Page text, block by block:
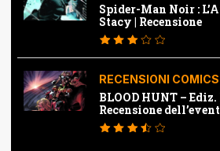
Spider-Man Noir :
Stacy | Recensione
RECENSIONI COMICS
BLOOD HUNT – Ediz.
Recensione
della Marvel